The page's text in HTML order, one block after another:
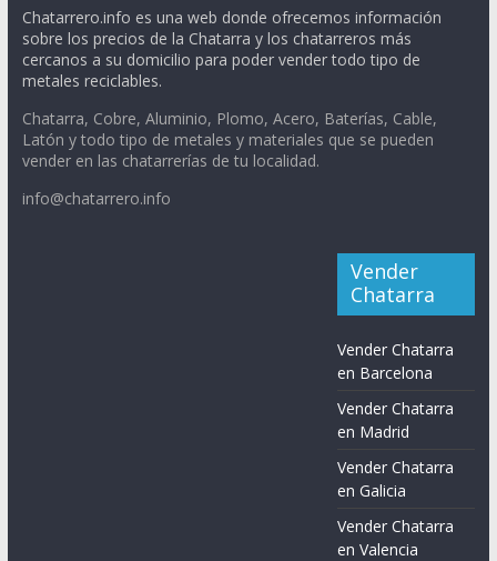
Chatarrero.info es una web donde ofrecemos información
sobre los precios de la Chatarra y los chatarreros más
cercanos a su domicilio para poder vender todo tipo de
metales reciclables.
Chatarra, Cobre, Aluminio, Plomo, Acero, Baterías, Cable,
Latón y todo tipo de metales y materiales que se pueden
vender en las chatarrerías de tu localidad.
info@chatarrero.info
Vender
Chatarra
Vender Chatarra
en Barcelona
Vender Chatarra
en Madrid
Vender Chatarra
en Galicia
Vender Chatarra
en Valencia